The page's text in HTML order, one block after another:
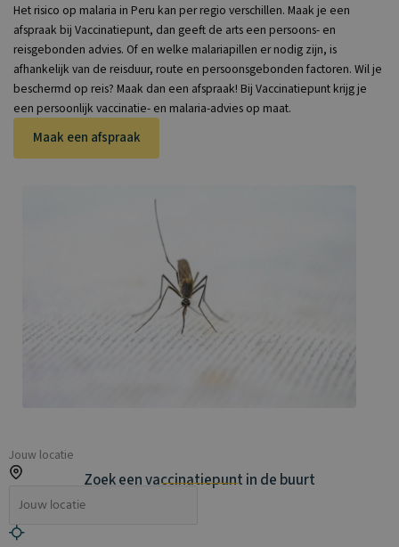
Het risico op malaria in Peru kan per regio verschillen. Maak je een
afspraak bij Vaccinatiepunt, dan geeft de arts een persoons- en
reisgebonden advies. Of en welke malariapillen er nodig zijn, is
afhankelijk van de reisduur, route en persoonsgebonden factoren. Wil je
beschermd op reis? Maak dan een afspraak! Bij Vaccinatiepunt krijg je
een persoonlijk vaccinatie- en malaria-advies op maat.
Maak een afspraak
Zoek een vaccinatiepunt in de buurt
Jouw locatie